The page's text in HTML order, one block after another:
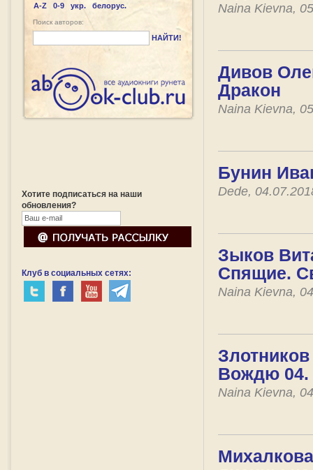
A-Z
0-9 укр. белорус.
Поиск авторов:
НАЙТИ!
Хотите подписаться на наши
обновления?
Клуб в социальных сетях:
Naina Kievna,
Дивов
Дракон
Naina Kievna,
Бунин
Dede,
Зыков
Спящие.
Naina Kievna,
Вождю 04.
Naina Kievna,